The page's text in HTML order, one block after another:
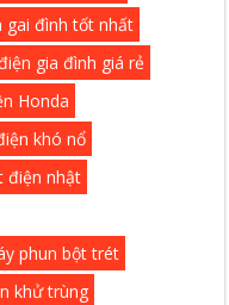
gai đình tốt nhất
gia đình giá rẻ
Honda
khó nổ
điện nhật
phun bột trét
khử trùng